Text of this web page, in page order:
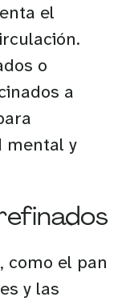
el
o
a
mental y
como el pan
y las